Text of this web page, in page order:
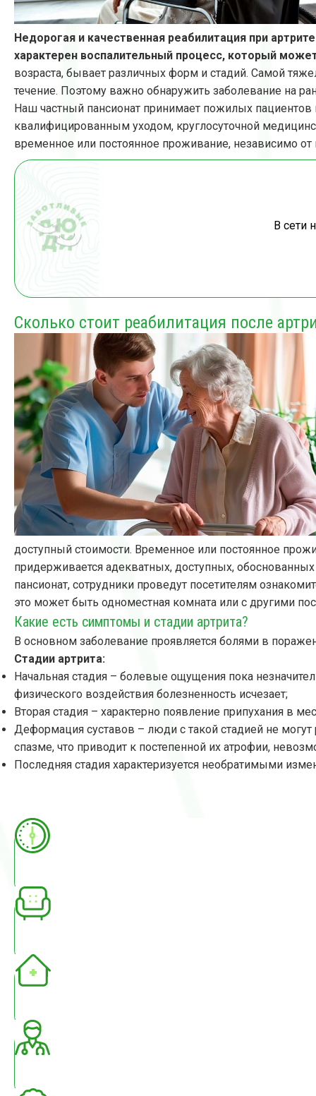
Недорогая и качественная реабилитация при
характерен воспалительный процесс, который
возраста, бывает различных форм и стадий. Самой
течение. Поэтому важно обнаружить заболевание на
Наш частный пансионат принимает пожилых
квалифицированным уходом, круглосуточной
временное или постоянное проживание, независимо
В сети
Сколько стоит реабилитация после
доступный стоимости. Временное или постоянное
придерживается адекватных, доступных,
пансионат, сотрудники проведут посетителям
это может быть одноместная комната или с другими
Какие есть симптомы и стадии артрита?
В основном заболевание проявляется болями в
Стадии артрита:
Начальная стадия – болевые ощущения пока
физического воздействия болезненность исчезает;
Вторая стадия – характерно появление припухания в
Деформация суставов – люди с такой стадией не
спазме, что приводит к постепенной их атрофии,
Последняя стадия характеризуется необратимыми